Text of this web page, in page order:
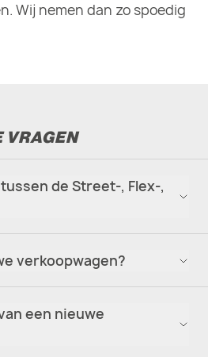
Wij nemen dan zo spoedig
VRAGEN
de Street-, Flex-,
verkoopwagen?
een nieuwe